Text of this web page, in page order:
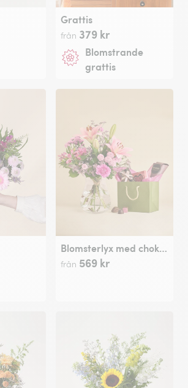
Grattis
från 379 kr
Blomstrande
grattis
Blomsterlyx med chokladpåse
från 569 kr